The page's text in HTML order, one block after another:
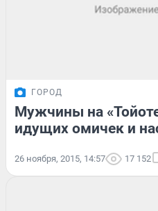
ГОРОД
Мужчины на
идущих омичек и
26 ноября, 2015, 14:57 17 152